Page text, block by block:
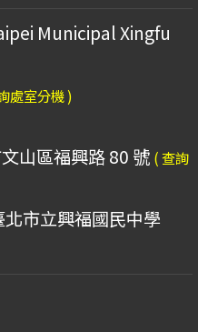
Municipal Xingfu
處室分機 )
山區福興路 80 號 ( 查詢
北市立興福國民中學